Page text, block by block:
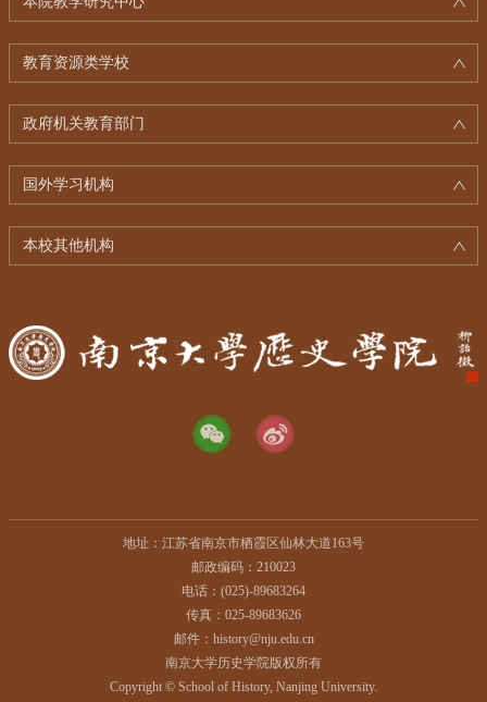
教育资源类学校
政府机关教育部门
国外学习机构
本校其他机构
地址：江苏省南京市栖霞区仙林大道163号
邮政编码：210023
电话：(025)-89683264
传真：025-89683626
邮件：history@nju.edu.cn
南京大学历史学院版权所有
Copyright © School of History, Nanjing University.